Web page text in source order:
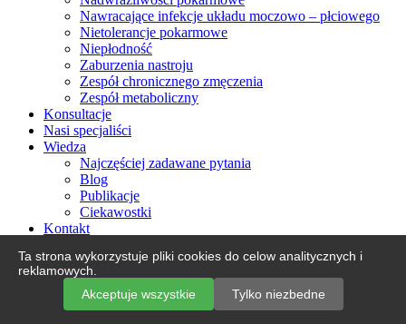
Nawracające infekcje układu moczowo – płciowego
Nietolerancje pokarmowe
Niepłodność
Zaburzenia nastroju
Zespół chronicznego zmęczenia
Zespół metaboliczny
Konsultacje
Nasi specjaliści
Wiedza
Najczęściej zadawane pytania
Blog
Publikacje
Ciekawostki
Kontakt
Koszyk
Zamknij
InstagramYouTube
Ta strona wykorzystuje pliki cookies do celow analitycznych i
reklamowych.
Akceptuje wszystkie
Tylko niezbedne